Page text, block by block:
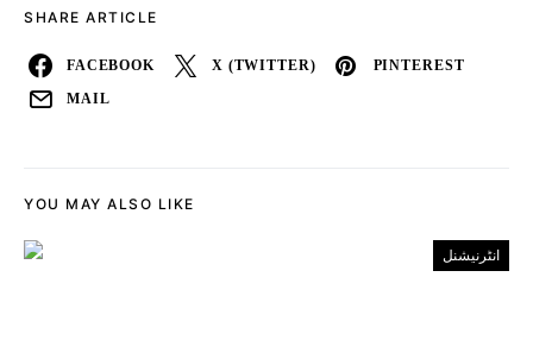
SHARE ARTICLE
FACEBOOK X (TWITTER) PINTEREST
MAIL
YOU MAY ALSO LIKE
انٹرنیشنل